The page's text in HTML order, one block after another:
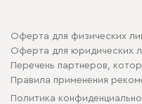
Оферта для физических
Оферта для юридических
Перечень партнеров,
Правила применения
Политика